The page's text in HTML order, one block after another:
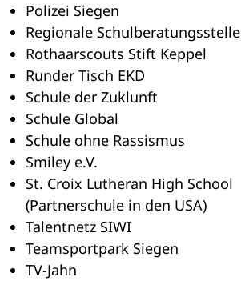
Polizei Siegen
Regionale Schulberatungsstelle
Rothaarscouts Stift Keppel
Runder Tisch EKD
Schule der Zuklunft
Schule Global
Schule ohne Rassismus
Smiley e.V.
St. Croix Lutheran High School
(Partnerschule in den USA)
Talentnetz SIWI
Teamsportpark Siegen
TV-Jahn